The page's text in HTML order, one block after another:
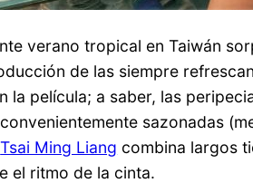
verano tropical en Taiwán
de las siempre
la película; a saber, las
sazonadas
Tsai Ming Liang combina largos
el ritmo de la cinta.